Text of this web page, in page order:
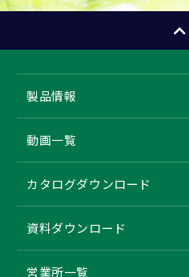
製品情報
動画一覧
カタログダウンロード
資料ダウンロード
営業所一覧